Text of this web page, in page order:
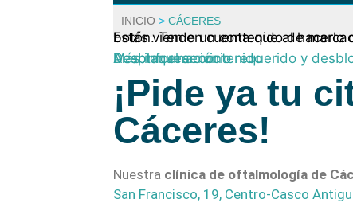
INICIO > CÁCERES
Estás viendo un contenido de
. Para acceder al contenido real, haz clic en el siguiente
Más información
Desbloquear contenido
Aceptar el servicio requerido y
¡Pide ya tu
Cáceres!
Nuestra clínica de oftalmología de
San Francisco, 19, Centro-Casco